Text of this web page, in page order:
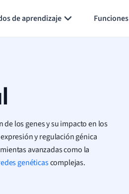
de aprendizaje Funciones
los genes y su impacto en los
y regulación génica
avanzadas como la
genéticascomplejas.